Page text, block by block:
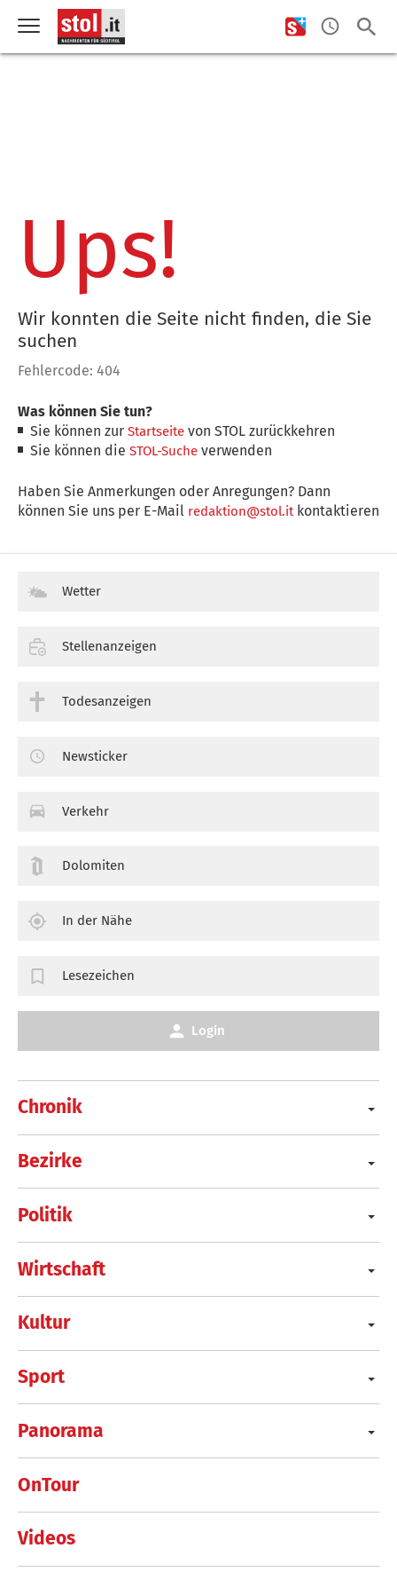
Ups!
Wir konnten die Seite nicht finden, die Sie
suchen
Fehlercode: 404
Was können Sie tun?
Sie können zurStartseite von STOL zurückkehren
Sie können dieSTOL-Suche verwenden
Haben Sie Anmerkungen oder Anregungen? Dann
können Sie uns per E-Mail redaktion@stol.itkontaktieren
Chronik
Bezirke
Politik
Wirtschaft
Kultur
Sport
Panorama
OnTour
Videos
Wetter
Stellenanzeigen
Todesanzeigen
Newsticker
Verkehr
Dolomiten
In der Nähe
Lesezeichen
Login